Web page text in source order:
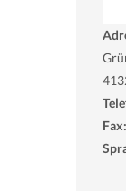
Fax: